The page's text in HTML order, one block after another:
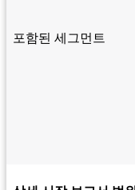
포함된 세그먼트